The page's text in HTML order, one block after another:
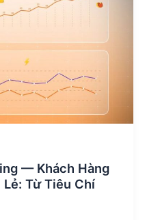
— Khách Hàng
Từ Tiêu Chí